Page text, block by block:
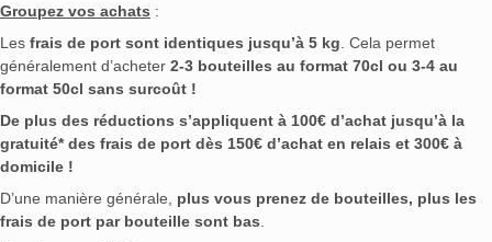
Groupez vos achats :
Les frais de port sont identiques jusqu’à 5 kg. Cela permet
généralement d’acheter 2-3 bouteilles au format 70cl ou 3-4 au
format 50cl sans surcoût !
De plus des réductions s’appliquent à 100€ d’achat jusqu’à la
gratuité* des frais de port dès 150€ d’achat en relais et 300€ à
domicile !
D’une manière générale, plus vous prenez de bouteilles, plus les
frais de port par bouteille sont bas.